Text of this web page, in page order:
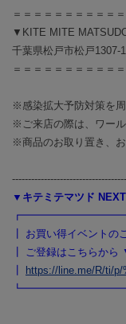
＝＝＝＝＝＝＝＝＝＝
▼KITE MITE
千葉県松戸市松戸
＝＝＝＝＝＝＝＝＝＝
※感染拡大予防対策を
※ご来店の際は、ワー
※商品のお取り置き、
▼キテミテマツド
┃ お買い得イベントの
┃ ご登録はこちらか
https://line.me/R/ti/p/